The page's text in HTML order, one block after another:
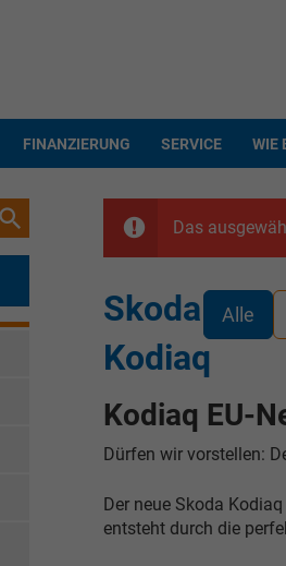
FINANZIERUNG SERVICE WIE
Das
Alle
Skoda
Kodiaq
Kodiaq EU-
Dürfen wir vorstellen:
Der neue Skoda
entsteht durch die